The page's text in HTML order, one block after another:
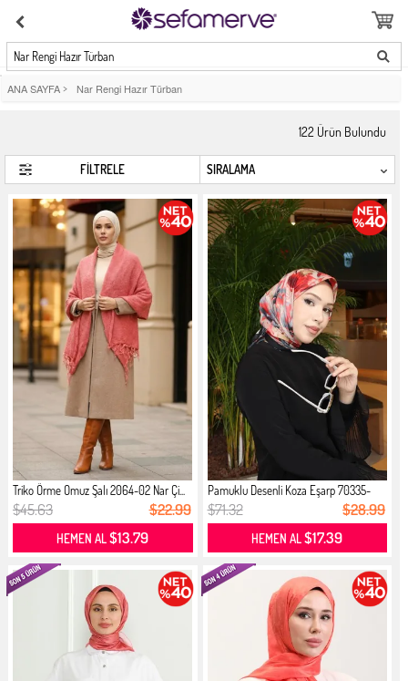
Nar Rengi Hazır Türban
ANA SAYFA > Nar Rengi Hazır Türban
122 Ürün Bulundu
FİLTRELE
Triko Örme Omuz Şalı 2064-02 Nar Çi...
$45.63 $22.99
HEMEN AL$13.79
Pamuklu Desenli Koza Eşarp 70335-
05...
$71.32 $28.99
HEMEN AL$17.39